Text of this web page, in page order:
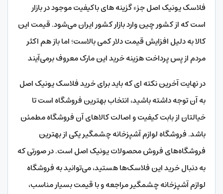
فلاسک یونیک اصل جزء گزینه های باکیفیت موجود در بازار
است که از کشور چین وارد بازار کشور ایران می‌شود. قیمت این
کالا به دلیل افزایش قیمت دلار کمی بالاست؛ اما باز هم اکثر
مردم از پس پرداخت هزینه خرید این مارک معروف برمی‌آیند
در نهایت آخرین نکته ای که باید برای خرید فلاسک یونیک اصل
به آن توجه داشته باشید، انتخاب بهترین فروشگاه است تا
خیالتان از بابت کیفیت و اصالت کالاهای آن فروشگاه مطمئن
باشد. فروشگاه لوازم آشپزخانه چشمگیر یکی از بهترین
فروشگاه‌های فروش محصولات یونیک اصل است. در صورتی که
به دنبال خرید این فلاسک‌ها هستید، می‌توانید به فروشگاه
لوازم آشپزخانه چشمگیر مراجعه و با قیمت بسیار مناسب،